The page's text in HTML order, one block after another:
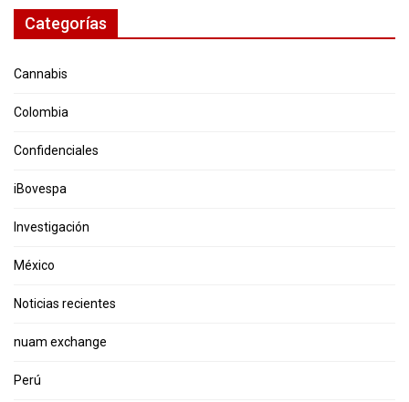
Categorías
Cannabis
Colombia
Confidenciales
iBovespa
Investigación
México
Noticias recientes
nuam exchange
Perú